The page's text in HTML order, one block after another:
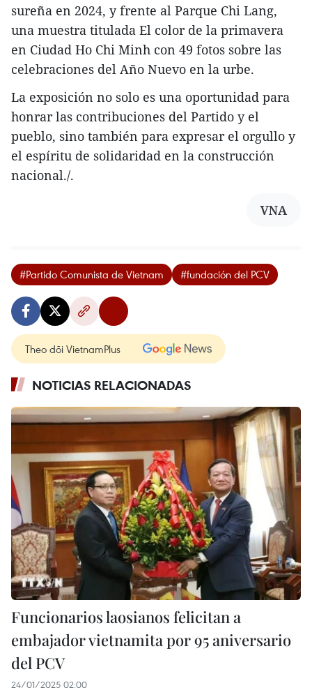
sureña en 2024, y frente al Parque Chi Lang,
una muestra titulada El color de la primavera
en Ciudad Ho Chi Minh con 49 fotos sobre las
celebraciones del Año Nuevo en la urbe.
La exposición no solo es una oportunidad para
honrar las contribuciones del Partido y el
pueblo, sino también para expresar el orgullo y
el espíritu de solidaridad en la construcción
nacional./.
VNA
#Partido Comunista de Vietnam #fundación del PCV
Theo dõi VietnamPlus
NOTICIAS RELACIONADAS
Funcionarios laosianos felicitan a
embajador vietnamita por 95 aniversario
del PCV
24/01/2025 02:00